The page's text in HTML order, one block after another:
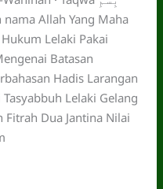
Lelaki Pakai
Batasan
Hadis Larangan
Lelaki Gelang
Dua Jantina Nilai